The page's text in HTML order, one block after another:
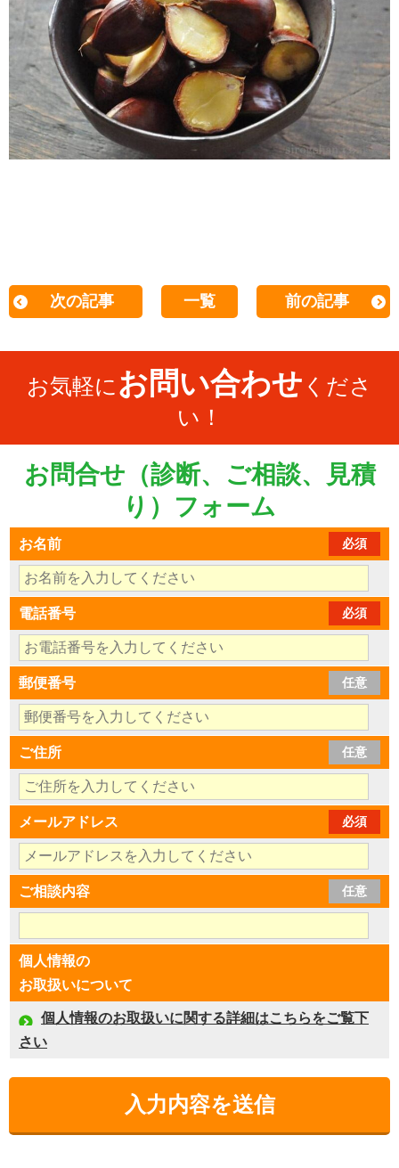
次の記事 一覧 前の記事
お気軽に お問い合わせ くださ
い！
お問合せ（診断、ご相談、見積
り）フォーム
お名前 必須
電話番号 必須
郵便番号 任意
ご住所 任意
メールアドレス 必須
ご相談内容 任意
個人情報の
お取扱いについて
個人情報のお取扱いに関する詳細はこちらをご覧下
さい